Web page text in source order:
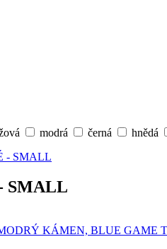
modrá černá
hnědá
- SMALL
SMALL